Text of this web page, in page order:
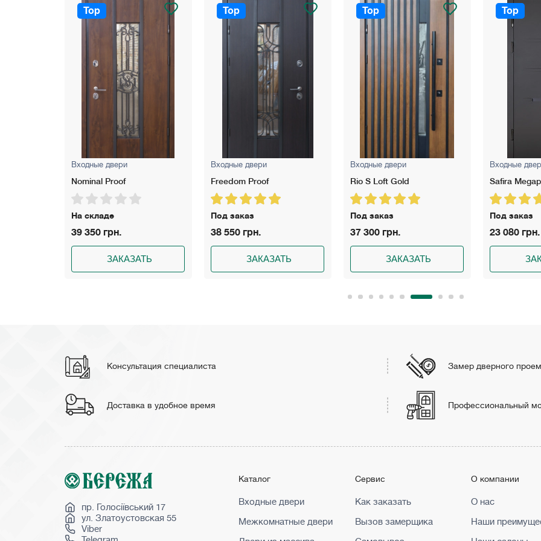
Top
Входные двери
Freedom Proof
Под заказ
38 550 грн.
ЗАКАЗАТЬ
Top
Входные двери
Rio S Loft Gold
Под заказ
37 300 грн.
ЗАКАЗАТЬ
Top
Входные двери
Safira Megapolis
Под заказ
23 080 грн.
ЗАКАЗАТЬ
Top
Входные
Vega
Под заказ
23 100 грн.
Консультация специалиста Замер дверного
Доставка в удобное время Профессиональный
пр. Голосіївський 17
ул. Златоустовская 55
Viber
Каталог
Входные двери
Межкомнатные двери
Сервис
Как заказать
Вызов замерщика
О компании
О нас
Наши